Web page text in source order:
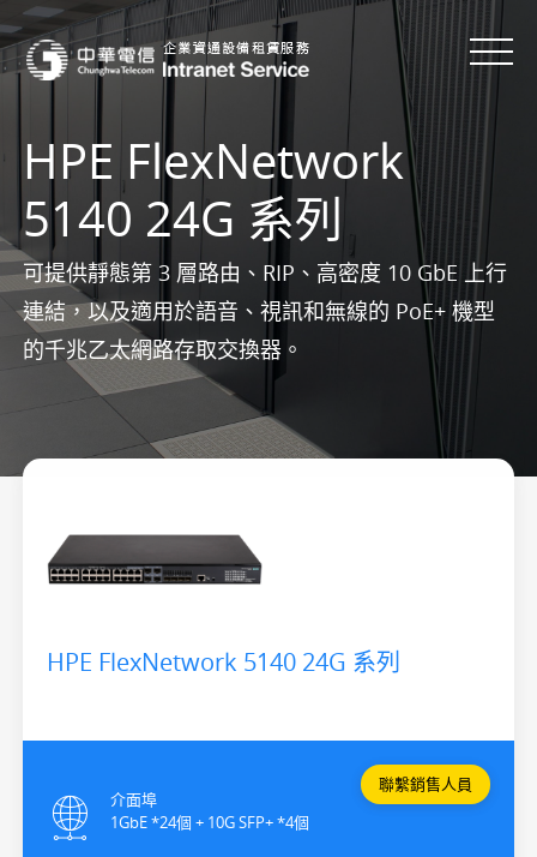
HPE FlexNetwork
5140 24G 系列
可提供靜態第 3 層路由、RIP、高密度 10 GbE 上行
連結，以及適用於語音、視訊和無線的 PoE+ 機型
的千兆乙太網路存取交換器。
HPE FlexNetwork 5140 24G 系列
聯繫銷售人員
介面埠
1GbE *24個 + 10G SFP+ *4個